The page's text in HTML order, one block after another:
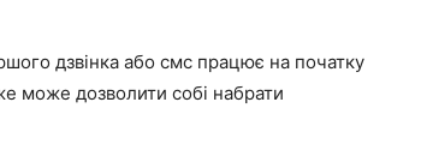
дзвінка або смс працює на початку
може дозволити собі набрати